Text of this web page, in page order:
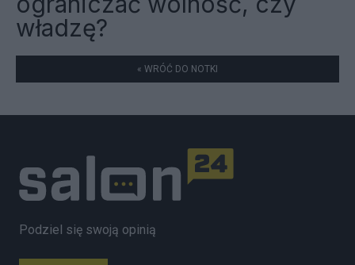
władzę?
« WRÓĆ DO NOTKI
Podziel się swoją opinią